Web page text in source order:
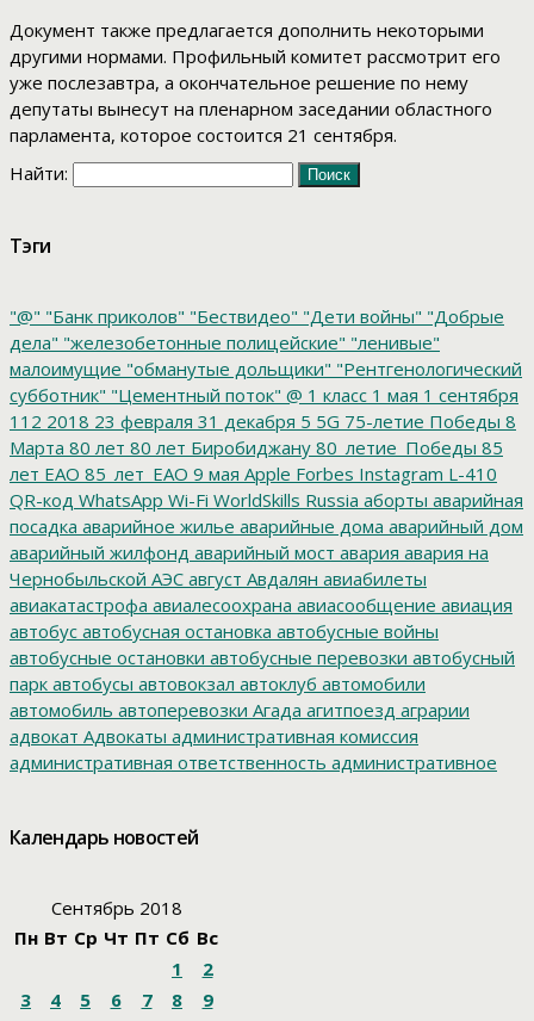
Документ также предлагается дополнить некоторыми
другими нормами. Профильный комитет рассмотрит его
уже послезавтра, а окончательное решение по нему
депутаты вынесут на пленарном заседании областного
парламента, которое состоится 21 сентября.
Найти:
Тэги
"@" "Банк приколов" "Бествидео" "Дети войны" "Добрые
дела" "железобетонные полицейские" "ленивые"
малоимущие "обманутые дольщики" "Рентгенологический
субботник" "Цементный поток" @ 1 класс 1 мая 1 сентября
112 2018 23 февраля 31 декабря 5 5G 75-летие Победы 8
Марта 80 лет 80 лет Биробиджану 80_летие_Победы 85
лет ЕАО 85_лет_ЕАО 9 мая Apple Forbes Instagram L-410
QR-код WhatsApp Wi-Fi WorldSkills Russia аборты аварийная
посадка аварийное жилье аварийные дома аварийный дом
аварийный жилфонд аварийный мост авария авария на
Чернобыльской АЭС август Авдалян авиабилеты
авиакатастрофа авиалесоохрана авиасообщение авиация
автобус автобусная остановка автобусные войны
автобусные остановки автобусные перевозки автобусный
парк автобусы автовокзал автоклуб автомобили
автомобиль автоперевозки Агада агитпоезд аграрии
адвокат Адвокаты административная комиссия
административная ответственность административное
БуксманАлександр Винников
Александр Соловьев
Филиппова Алексей Корниенко
Алексей ХозяйскийАлексей Черный
Алисаалкоголизация Алкоголь
Календарь новостей
Сентябрь 2018
Пн Вт Ср Чт Пт Сб Вс
1
2
3
4 5 6 7 8
9